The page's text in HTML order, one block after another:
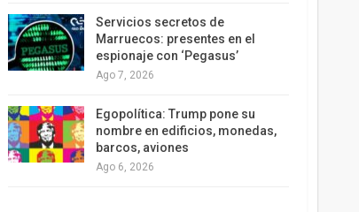
Servicios secretos de
Marruecos: presentes en el
espionaje con ‘Pegasus’
Ago 7, 2026
Egopolítica: Trump pone su
nombre en edificios, monedas,
barcos, aviones
Ago 6, 2026